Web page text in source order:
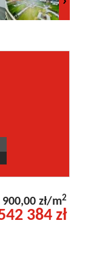
900,00 zł/m2
384 zł